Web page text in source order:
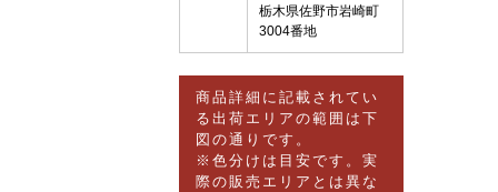
栃木県佐野市岩崎町
3004番地
商品詳細に記載されてい
る出荷エリアの範囲は下
図の通りです。
※色分けは目安です。実
際の販売エリアとは異な